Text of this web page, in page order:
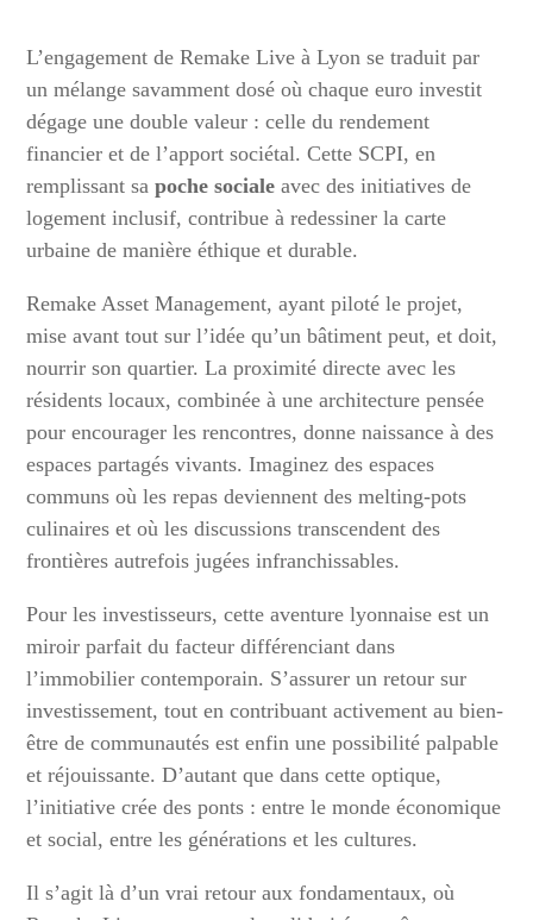
L’engagement de Remake Live à Lyon se traduit par
un mélange savamment dosé où chaque euro investit
dégage une double valeur : celle du rendement
financier et de l’apport sociétal. Cette SCPI, en
remplissant sapoche sociale avec des initiatives de
logement inclusif, contribue à redessiner la carte
urbaine de manière éthique et durable.
Remake Asset Management, ayant piloté le projet,
mise avant tout sur l’idée qu’un bâtiment peut, et doit,
nourrir son quartier. La proximité directe avec les
résidents locaux, combinée à une architecture pensée
pour encourager les rencontres, donne naissance à des
espaces partagés vivants. Imaginez des espaces
communs où les repas deviennent des melting-pots
culinaires et où les discussions transcendent des
frontières autrefois jugées infranchissables.
Pour les investisseurs, cette aventure lyonnaise est un
miroir parfait du facteur différenciant dans
l’immobilier contemporain. S’assurer un retour sur
investissement, tout en contribuant activement au bien-
être de communautés est enfin une possibilité palpable
et réjouissante. D’autant que dans cette optique,
l’initiative crée des ponts : entre le monde économique
et social, entre les générations et les cultures.
Il s’agit là d’un vrai retour aux fondamentaux, où